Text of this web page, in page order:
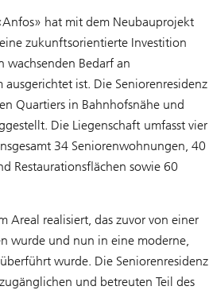
hat mit dem Neubauprojekt
zukunftsorientierte Investition
wachsenden Bedarf an
ist. Die Seniorenresidenz
Quartiers in Bahnhofsnähe und
Die Liegenschaft umfasst vier
34 Seniorenwohnungen, 40
Restaurationsflächen sowie 60
Areal realisiert, das zuvor von einer
wurde und nun in eine moderne,
wurde. Die Seniorenresidenz
und betreuten Teil des